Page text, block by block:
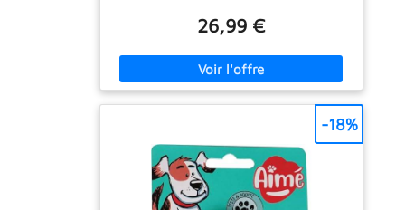
s'arrête 5s, répète le cycle. Fonctionne 2min
avant la veille ; reprend 2min
rebond fou (lumière rouge + 1 bip) : Appuyez
rapidement deux fois sur l'interrupteur.
housse en fourrure et appuyez directement
sur la touche pour l'allumer, sans retirer la
balle. Convient pour plusieurs scénarios : il
fonctionne sur les sols durs, les tapis fins et
les pelouses extérieures. Le rebond peut être
26,99 €
-18%